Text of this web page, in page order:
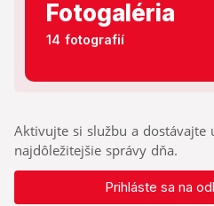
Fotogaléria
14 fotografií
Aktivujte si službu a dostávajte
najdôležitejšie správy dňa.
Prihláste sa na